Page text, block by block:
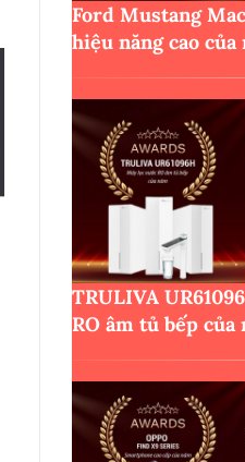
Ford Mustang
hiệu năng cao của
TRULIVA
RO âm tủ bếp của